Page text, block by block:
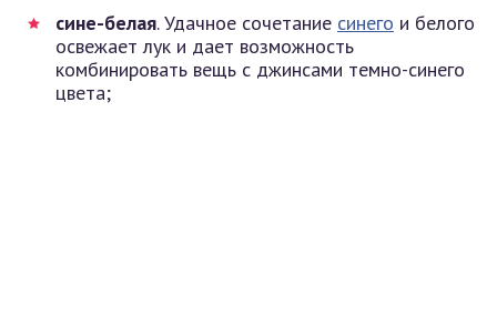
сине-белая. Удачное сочетание синего и белого
освежает лук и дает возможность
комбинировать вещь с джинсами темно-синего
цвета;